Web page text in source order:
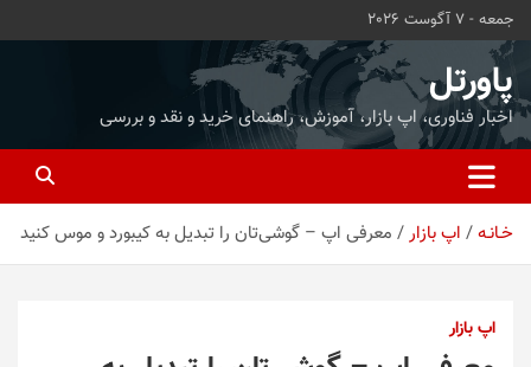
محتوا
بروید
جمعه - 7 آگوست 2026
پاورتل
اخبار فناوری، اپ بازار، آموزش، راهنمای خرید و نقد و بررسی
خـانـه اپ بازار معرفی اپ – گوشی‌تان را تبدیل به کیبورد و موس کنید
اپ بازار